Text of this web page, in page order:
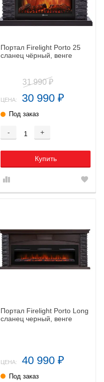
Портал Firelight Porto 25
сланец чёрный, венге
31 990 ₽
ЦЕНА: 30 990 ₽
Под заказ
- +
Купить
Портал Firelight Porto Long
сланец черный, венге
ЦЕНА: 40 990 ₽
Под заказ